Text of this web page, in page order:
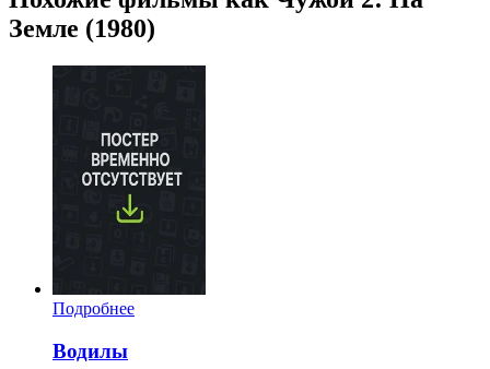
Земле (1980)
Подробнее
Водилы